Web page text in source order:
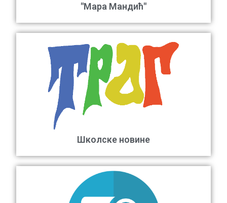
"Мара Мандић"
Школске новине